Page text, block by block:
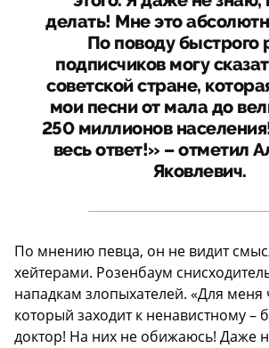
делать! Мне это
По поводу быстрого
подписчиков могу
советской стране,
мои песни от мала до
250 миллионов
весь ответ!» – отметил
Яковлевич.
По мнению певца, он не видит
хейтерами. Розенбаум
нападкам злопыхателей. «Для меня
который заходит к ненавистному –
доктор! На них не обижаюсь! Даже